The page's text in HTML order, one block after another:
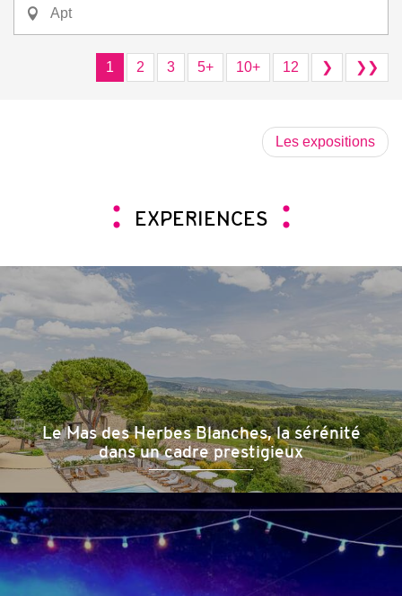
Apt
1 2 3 5+ 10+ 12 ❯ ❯❯
Les expositions
EXPERIENCES
Le Mas des Herbes Blanches, la sérénité
dans un cadre prestigieux